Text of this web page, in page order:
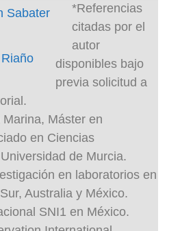
*Referencias
citadas por el
autor
disponibles bajo
previa solicitud a
Máster en
en Ciencias
de Murcia.
en laboratorios en
Australia y México.
SNI1 en México.